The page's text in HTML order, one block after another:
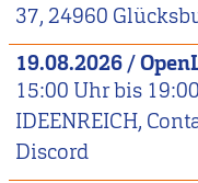
37, 24960
19.08.2026/
15:00 Uhr bis 19:00
IDEENREICH,
Discord